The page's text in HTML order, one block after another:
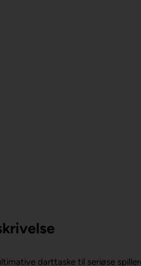
darttaske til seriøse